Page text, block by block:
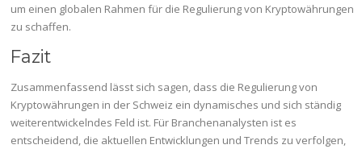
um einen globalen Rahmen für die Regulierung von Kryptowährungen
zu schaffen.
Fazit
Zusammenfassend lässt sich sagen, dass die Regulierung von
Kryptowährungen in der Schweiz ein dynamisches und sich ständig
weiterentwickelndes Feld ist. Für Branchenanalysten ist es
entscheidend, die aktuellen Entwicklungen und Trends zu verfolgen,